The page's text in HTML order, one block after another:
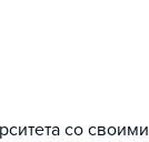
со своими